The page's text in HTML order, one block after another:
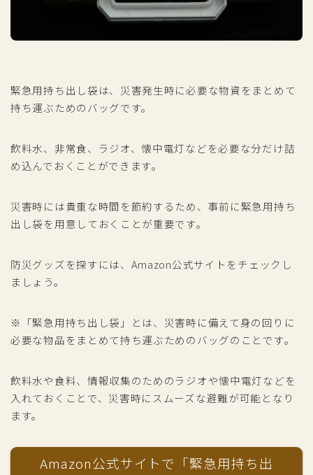
緊急用持ち出し袋は、災害発生時に必要な物資をまとめて
持ち運ぶためのバッグです。
飲料水、非常食、ラジオ、懐中電灯などを必要な分だけ詰
め込んでおくことができます。
災害時には貴重な時間を節約するため、事前に緊急用持ち
出し袋を用意しておくことが重要です。
防災グッズを探すには、Amazon公式サイトをチェックし
ましょう。
※「緊急用持ち出し袋」とは、災害時に備えて身の回りに
必要な物品をまとめて持ち運ぶためのバッグのことです。
飲料水や食料、情報収集のためのラジオや懐中電灯などを
入れておくことで、災害時にスムーズな避難が可能となり
ます。
Amazon公式サイトで「緊急用持ち出